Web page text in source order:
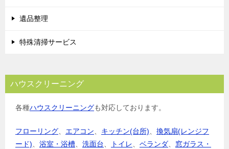
遺品整理
特殊清掃サービス
ハウスクリーニング
各種ハウスクリーニングも対応しております。
フローリング、 エアコン、 キッチン(台所)、 換気扇(レンジフ
ード)、 浴室・浴槽、 洗面台、 トイレ、 ベランダ、 窓ガラス・